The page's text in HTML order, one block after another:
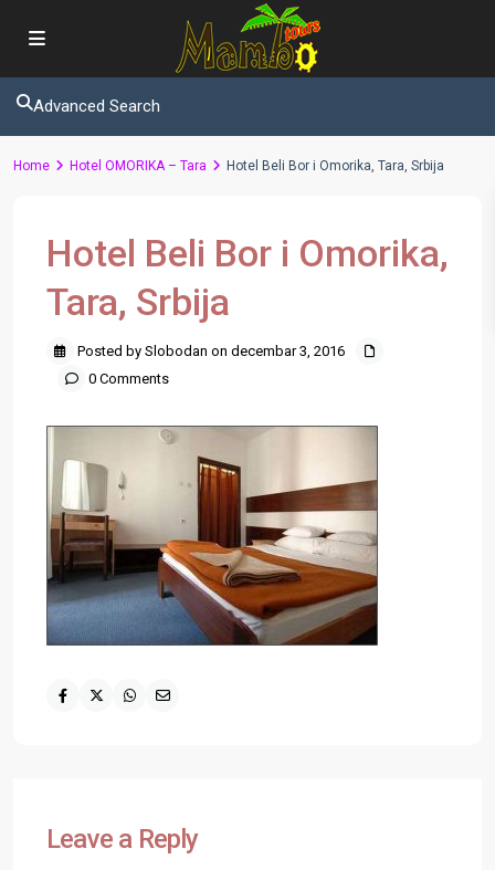
Advanced Search
Home Hotel OMORIKA – Tara Hotel Beli Bor i Omorika, Tara, Srbija
Hotel Beli Bor i Omorika,
Tara, Srbija
Posted by Slobodan on decembar 3, 2016
0 Comments
Leave a Reply